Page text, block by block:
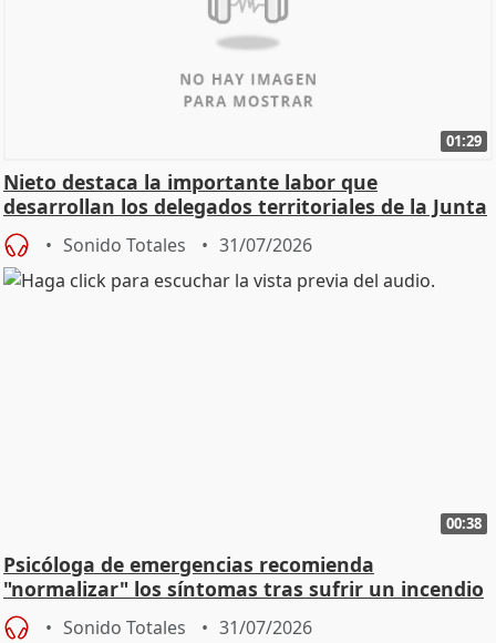
01:29
Nieto destaca la importante labor que
desarrollan los delegados territoriales de la Junta
Sonido Totales 31/07/2026
00:38
Psicóloga de emergencias recomienda
"normalizar" los síntomas tras sufrir un incendio
Sonido Totales 31/07/2026